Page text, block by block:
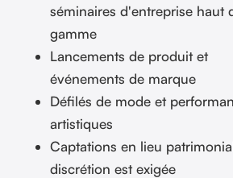
séminaires d'entreprise haut
gamme
Lancements de produit et
événements de marque
Défilés de mode et
artistiques
Captations en lieu
discrétion est exigée